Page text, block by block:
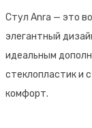
Стул Anra — это
элегантный
идеальным
стеклопластик и
комфорт.